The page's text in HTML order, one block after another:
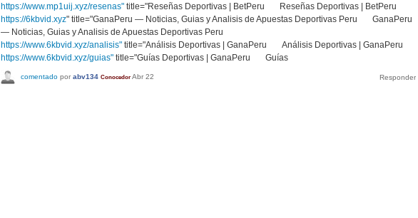
https://www.mp1uij.xyz/resenas" title="Reseñas Deportivas | BetPeru Reseñas Deportivas | BetPeru
https://6kbvid.xyz" title="GanaPeru — Noticias, Guias y Analisis de Apuestas Deportivas Peru GanaPeru
— Noticias, Guias y Analisis de Apuestas Deportivas Peru
https://www.6kbvid.xyz/analisis" title="Análisis Deportivas | GanaPeru Análisis Deportivas |
https://www.6kbvid.xyz/guias" title="Guías Deportivas | GanaPeru Guías
comentado por abv134 Conocedor Abr 22